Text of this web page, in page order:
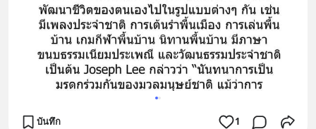
บันทึก 1